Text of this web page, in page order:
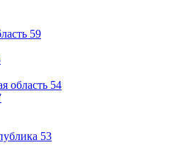
59
область 54
53